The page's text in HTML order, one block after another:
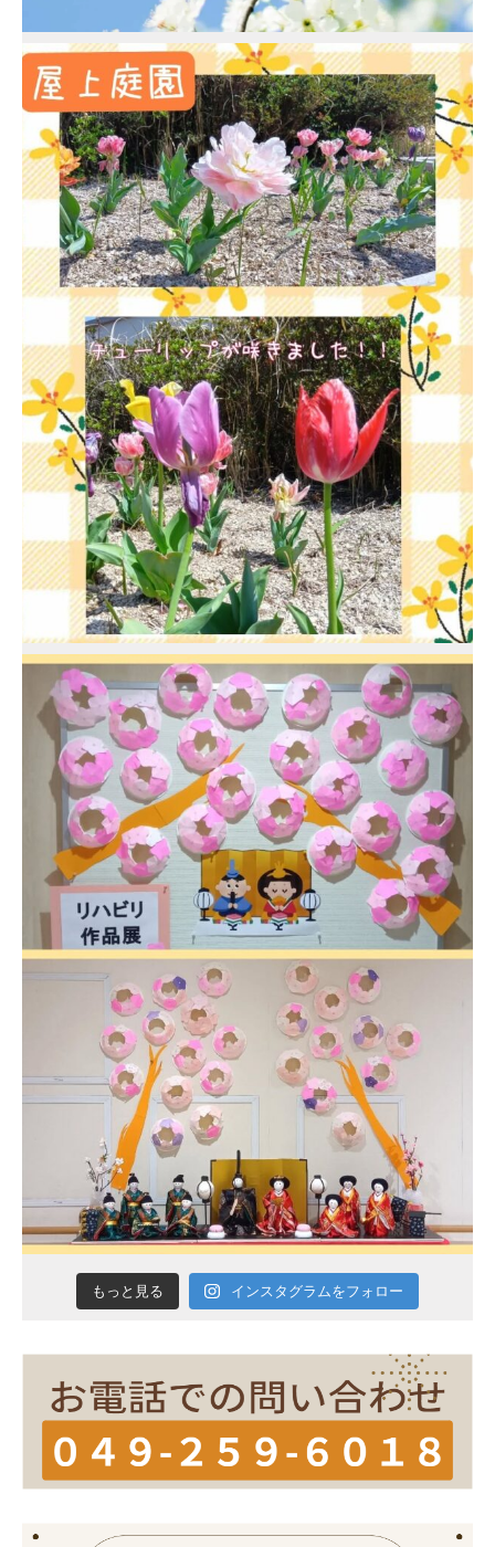
もっと見る インスタグラムをフォロー